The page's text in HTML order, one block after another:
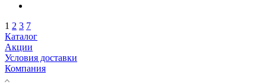
1 2 3 7
Каталог
Акции
Условия доставки
Компания